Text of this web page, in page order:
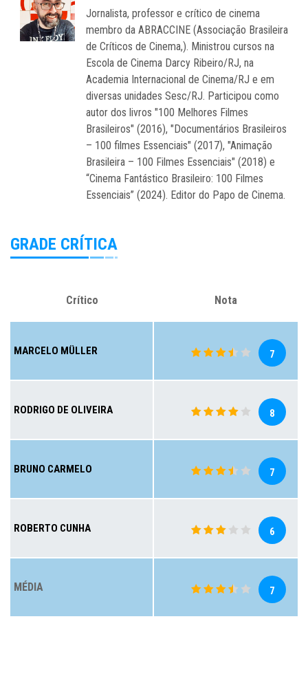
Jornalista, professor e crítico de cinema
membro da ABRACCINE (Associação Brasileira
de Críticos de Cinema,). Ministrou cursos na
Escola de Cinema Darcy Ribeiro/RJ, na
Academia Internacional de Cinema/RJ e em
diversas unidades Sesc/RJ. Participou como
autor dos livros "100 Melhores Filmes
Brasileiros" (2016), "Documentários Brasileiros
– 100 filmes Essenciais" (2017), "Animação
Brasileira – 100 Filmes Essenciais" (2018) e
“Cinema Fantástico Brasileiro: 100 Filmes
Essenciais” (2024). Editor do Papo de Cinema.
GRADE CRÍTICA
Crítico Nota
MARCELO MÜLLER 7
RODRIGO DE OLIVEIRA 8
BRUNO CARMELO 7
ROBERTO CUNHA 6
MÉDIA 7